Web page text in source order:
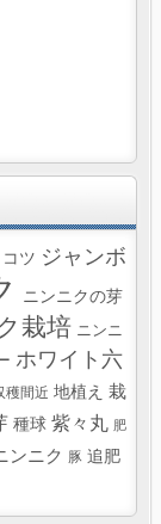
コツ ジャンボ
ニンニクの芽
栽培 ニンニ
ホワイト六
穫間近 地植え 栽
種球 紫々丸 肥
ンニク 豚 追肥